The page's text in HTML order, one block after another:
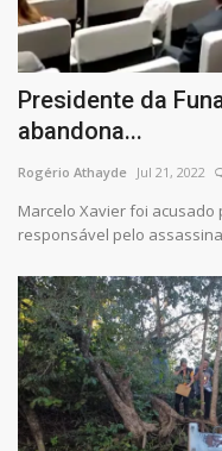
Presidente da
abandona...
Rogério Athayde Jul 21, 2022
Marcelo Xavier foi
responsável pelo